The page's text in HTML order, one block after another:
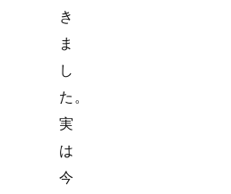
き
ま
し
た。
実
は
今